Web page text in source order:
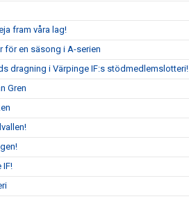
fram våra lag!
för en säsong i A-serien
dragning i Värpinge IF:s stödmedlemslotteri!
Gren
IF!